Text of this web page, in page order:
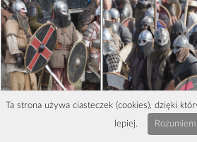
Ta strona używa ciasteczek (cookies), dzięki
lepiej.
Rozumiem